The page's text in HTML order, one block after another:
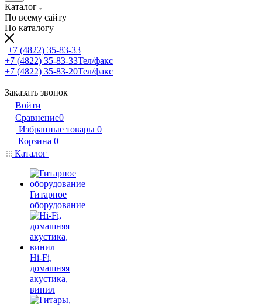
Каталог
По всему сайту
По каталогу
+7 (4822) 35-83-33
+7 (4822) 35-83-33Тел/факс
+7 (4822) 35-83-20Тел/факс
Заказать звонок
Войти
Сравнение0
Избранные товары 0
Корзина 0
Каталог
Гитарное
оборудование
Hi-Fi,
домашняя
акустика,
винил